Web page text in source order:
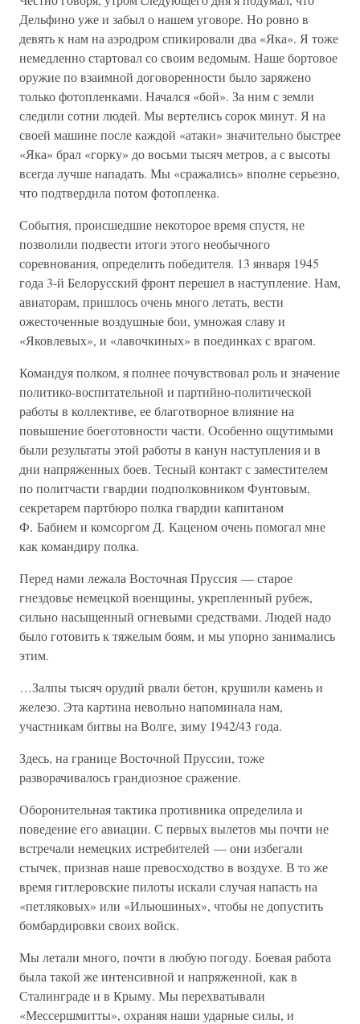
Дельфино уже и забыл о нашем уговоре. Но ровно в
девять к нам на аэродром спикировали два «Яка». Я тоже
немедленно стартовал со своим ведомым. Наше бортовое
оружие по взаимной договоренности было заряжено
только фотопленками. Начался «бой». За ним с земли
следили сотни людей. Мы вертелись сорок минут. Я на
своей машине после каждой «атаки» значительно быстрее
«Яка» брал «горку» до восьми тысяч метров, а с высоты
всегда лучше нападать. Мы «сражались» вполне серьезно,
что подтвердила потом фотопленка.
События, происшедшие некоторое время спустя, не
позволили подвести итоги этого необычного
соревнования, определить победителя. 13 января 1945
года 3-й Белорусский фронт перешел в наступление. Нам,
авиаторам, пришлось очень много летать, вести
ожесточенные воздушные бои, умножая славу и
«Яковлевых», и «лавочкиных» в поединках с врагом.
Командуя полком, я полнее почувствовал роль и значение
политико-воспитательной и партийно-политической
работы в коллективе, ее благотворное влияние на
повышение боеготовности части. Особенно ощутимыми
были результаты этой работы в канун наступления и в
дни напряженных боев. Тесный контакт с заместителем
по политчасти гвардии подполковником Фунтовым,
секретарем партбюро полка гвардии капитаном
Ф. Бабием и комсоргом Д. Каценом очень помогал мне
как командиру полка.
Перед нами лежала Восточная Пруссия — старое
гнездовье немецкой военщины, укрепленный рубеж,
сильно насыщенный огневыми средствами. Людей надо
было готовить к тяжелым боям, и мы упорно занимались
этим.
…Залпы тысяч орудий рвали бетон, крушили камень и
железо. Эта картина невольно напоминала нам,
участникам битвы на Волге, зиму 1942/43 года.
Здесь, на границе Восточной Пруссии, тоже
разворачивалось грандиозное сражение.
Оборонительная тактика противника определила и
поведение его авиации. С первых вылетов мы почти не
встречали немецких истребителей — они избегали
стычек, признав наше превосходство в воздухе. В то же
время гитлеровские пилоты искали случая напасть на
«петляковых» или «Ильюшиных», чтобы не допустить
бомбардировки своих войск.
Мы летали много, почти в любую погоду. Боевая работа
была такой же интенсивной и напряженной, как в
Сталинграде и в Крыму. Мы перехватывали
«Мессершмитты», охраняя наши ударные силы, и